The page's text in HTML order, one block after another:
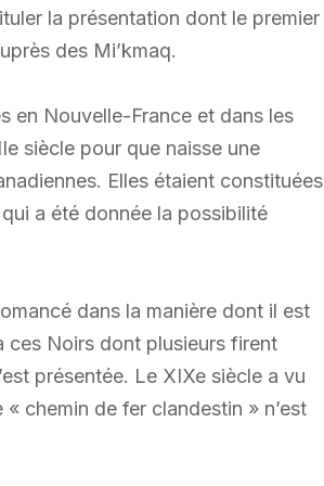
la présentation dont le premier
des Mi’kmaq.
en Nouvelle-France et dans les
siècle pour que naisse une
Elles étaient constituées
a été donnée la possibilité
dans la manière dont il est
ces Noirs dont plusieurs firent
présentée. Le XIXe siècle a vu
chemin de fer clandestin » n’est